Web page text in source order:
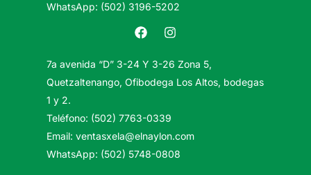
WhatsApp: (502) 3196-5202
7a avenida “D” 3-24 Y 3-26 Zona 5,
Quetzaltenango, Ofibodega Los Altos, bodegas
1 y 2.
Teléfono: (502) 7763-0339
Email: ventasxela@elnaylon.com
WhatsApp: (502) 5748-0808